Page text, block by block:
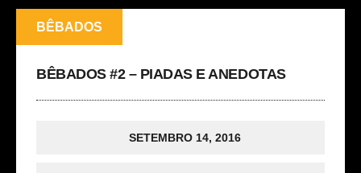
BÊBADOS
BÊBADOS #2 – PIADAS E ANEDOTAS
SETEMBRO 14, 2016